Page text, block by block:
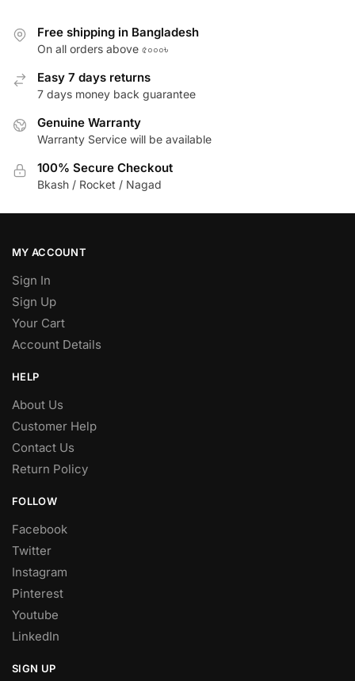
Free shipping in Bangladesh
On all orders above ৫০০০৳
Easy 7 days returns
7 days money back guarantee
Genuine Warranty
Warranty Service will be available
100% Secure Checkout
Bkash / Rocket / Nagad
MY ACCOUNT
Sign In
Sign Up
Your Cart
Account Details
HELP
About Us
Customer Help
Contact Us
Return Policy
FOLLOW
Facebook
Twitter
Instagram
Pinterest
Youtube
LinkedIn
SIGN UP